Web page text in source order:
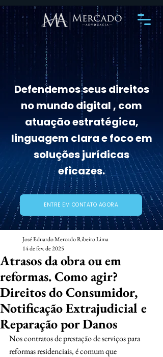
Defendemos seus direitos
no mundo digital , com
atuação estratégica,
linguagem clara e foco em
soluções jurídicas
eficazes.
ENTRE EM CONTATO AGORA
Atrasos da obra ou em
reformas. Como agir?
Direitos do Consumidor,
Notificação Extrajudicial e
Reparação por Danos
José Eduardo Mercado Ribeiro Lima
14 de fev. de 2025
Nos contratos de prestação de serviços para
reformas residenciais, é comum que